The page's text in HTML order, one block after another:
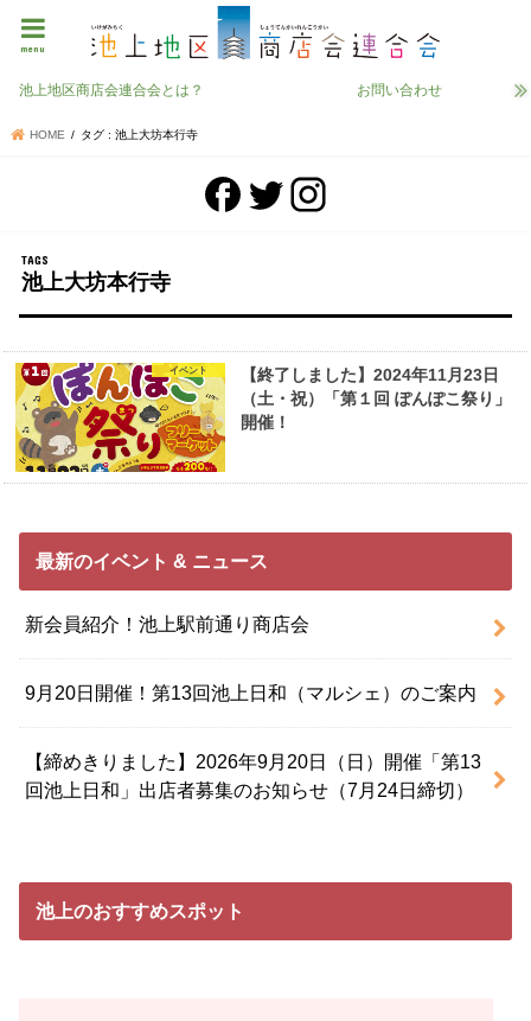
menu
池上地区商店会連合会とは？ お問い合わせ
HOME タグ : 池上大坊本行寺
池上大坊本行寺
イベント
【終了しました】2024年11月23日
（土・祝）「第１回 ぽんぽこ祭り」
開催！
最新のイベント & ニュース
新会員紹介！池上駅前通り商店会
9月20日開催！第13回池上日和（マルシェ）のご案内
【締めきりました】2026年9月20日（日）開催「第13
回池上日和」出店者募集のお知らせ（7月24日締切）
池上のおすすめスポット